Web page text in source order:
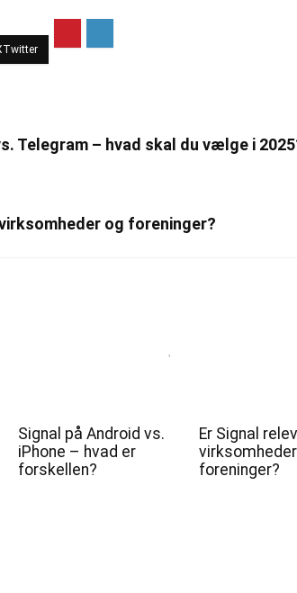
Telegram – hvad skal du vælge i
og foreninger?
Signal på Android vs.
iPhone – hvad er
forskellen?
Er Signal
foreninger?